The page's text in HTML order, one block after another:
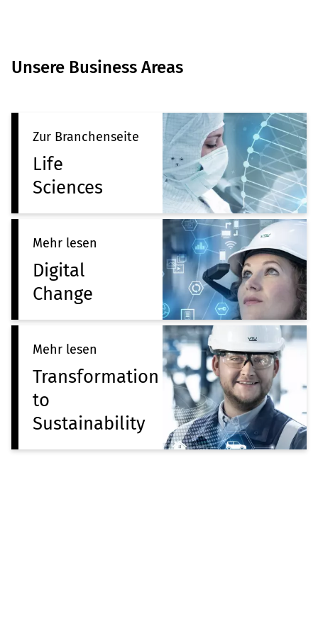
Unsere Business Areas
Zur Branchenseite
Life
Sciences
Mehr lesen
Digital
Change
Mehr lesen
Transformation
to
Sustainability